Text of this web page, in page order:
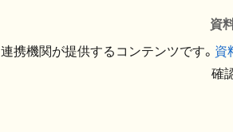
資
連携機関が提供するコンテンツです。 資
確